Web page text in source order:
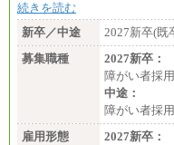
続きを読む
新卒／中途
2027新卒(既
募集職種
2027新卒：
障がい者採
中途：
障がい者採
雇用形態
2027新卒：